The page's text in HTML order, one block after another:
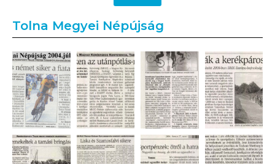
Tolna Megyei Népújság